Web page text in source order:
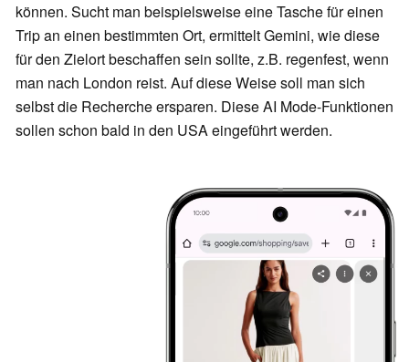
können. Sucht man beispielsweise eine Tasche für einen
Trip an einen bestimmten Ort, ermittelt Gemini, wie diese
für den Zielort beschaffen sein sollte, z.B. regenfest, wenn
man nach London reist. Auf diese Weise soll man sich
selbst die Recherche ersparen. Diese AI Mode-Funktionen
sollen schon bald in den USA eingeführt werden.